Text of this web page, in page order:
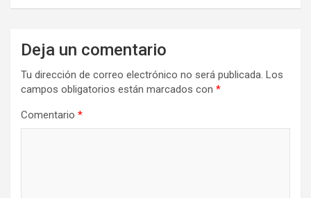
Deja un comentario
Tu dirección de correo electrónico no será publicada. Los
campos obligatorios están marcados con *
Comentario *